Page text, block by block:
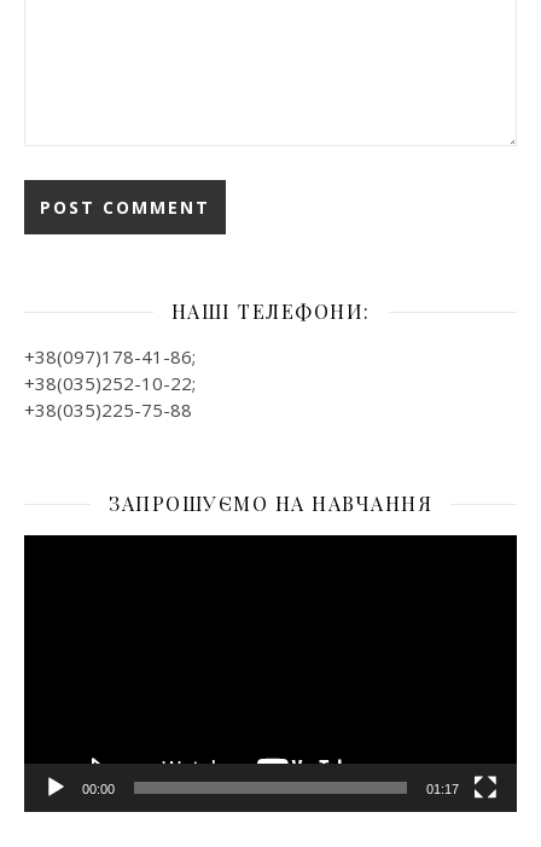
НАШІ ТЕЛЕФОНИ:
+38(097)178-41-86;
+38(035)252-10-22;
+38(035)225-75-88
ЗАПРОШУЄМО НА НАВЧАННЯ
Відеопрогравач
00:00 01:17